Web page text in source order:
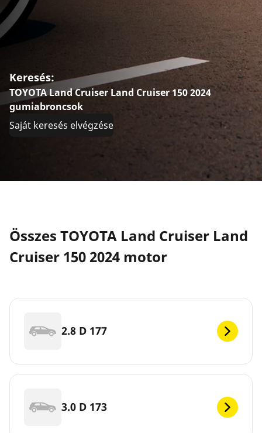
Keresés:
TOYOTA Land Cruiser Land Cruiser 150 2024
gumiabroncsok
Saját keresés elvégzése
Összes TOYOTA Land Cruiser Land
Cruiser 150 2024 motor
2.8 D 177
3.0 D 173